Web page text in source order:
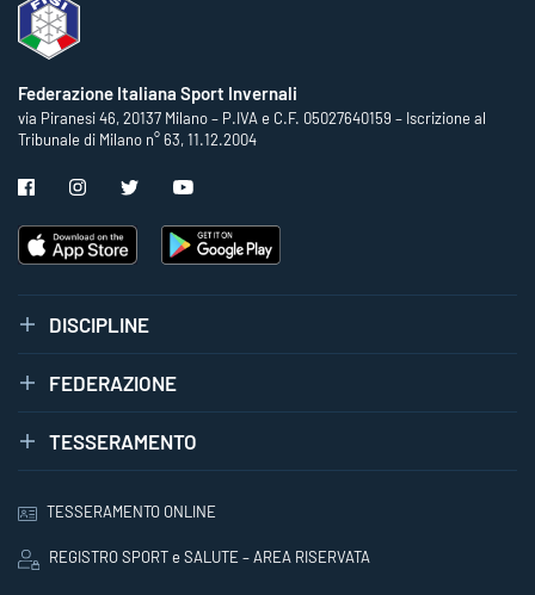
Federazione Italiana Sport Invernali
via Piranesi 46, 20137 Milano – P.IVA e C.F. 05027640159 – Iscrizione al
Tribunale di Milano n° 63, 11.12.2004
DISCIPLINE
FEDERAZIONE
TESSERAMENTO
TESSERAMENTO ONLINE
REGISTRO SPORT e SALUTE – AREA RISERVATA